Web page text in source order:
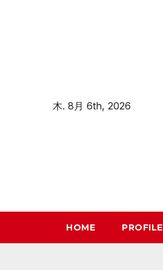
木. 8月 6th, 2026
HOME PROFILE